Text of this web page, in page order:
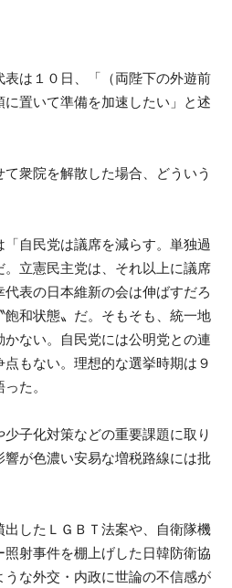
は１０日、「（両陛下の外遊前
置いて準備を加速したい」と述
衆院を解散した場合、どういう
自民党は議席を減らす。単独過
立憲民主党は、それ以上に議席
表の日本維新の会は伸ばすだろ
和状態〟だ。そもそも、統一地
ない。自民党には公明党との連
もない。理想的な選挙時期は９
た。
子化対策などの重要課題に取り
が色濃い安易な増税路線には批
したＬＧＢＴ法案や、自衛隊機
射事件を棚上げした日韓防衛協
な外交・内政に世論の不信感が